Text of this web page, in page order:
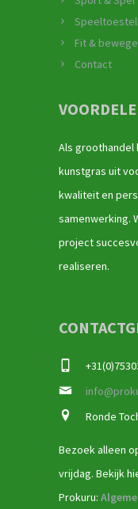
Fit &
Contact
Als
kunstgras uit
kwaliteit en
samenwerking.
project
realiseren.
Ronde
Bezoek alleen
vrijdag. Bekijk
Prokuru: